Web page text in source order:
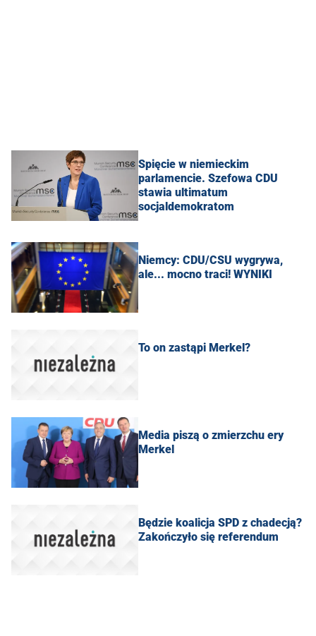
Spięcie w niemieckim
parlamencie. Szefowa CDU
stawia ultimatum
socjaldemokratom
Niemcy: CDU/CSU wygrywa,
ale... mocno traci! WYNIKI
To on zastąpi Merkel?
Media piszą o zmierzchu ery
Merkel
Będzie koalicja SPD z chadecją?
Zakończyło się referendum